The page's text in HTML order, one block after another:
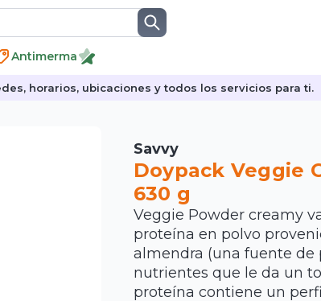
Antimerma
horarios, ubicaciones y todos los servicios para ti.
Savvy
Doypack Veggie
630 g
Veggie Powder creamy
proteína en polvo
almendra (una fuente de
nutrientes que le da un
proteína contiene un